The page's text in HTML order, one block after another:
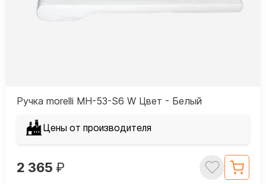
Ручка morelli MH-53-S6 W Цвет - Белый
Цены от производителя
2 365 ₽